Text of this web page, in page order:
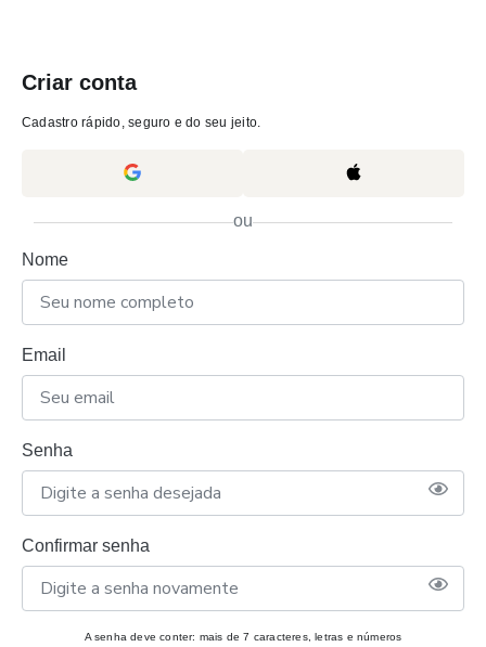
Criar conta
Cadastro rápido, seguro e do seu jeito.
ou
Nome
Email
Senha
Confirmar senha
A senha deve conter: mais de 7 caracteres, letras e números